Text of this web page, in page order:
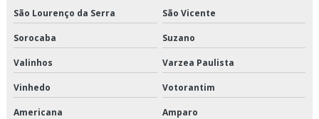
Serviço de transporte de congelados
Serviço de transporte de refrigerados
Serviço de transporte fracionado de alimentos perecíveis
São Lourenço da Serra São Vicente
Sorocaba Suzano
Valinhos Varzea Paulista
Vinhedo Votorantim
Americana Amparo